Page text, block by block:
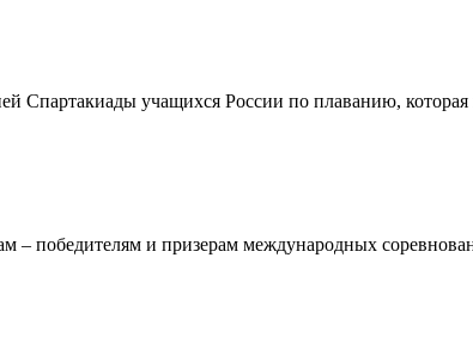
Спартакиады учащихся России по плаванию,
– победителям и призерам международных